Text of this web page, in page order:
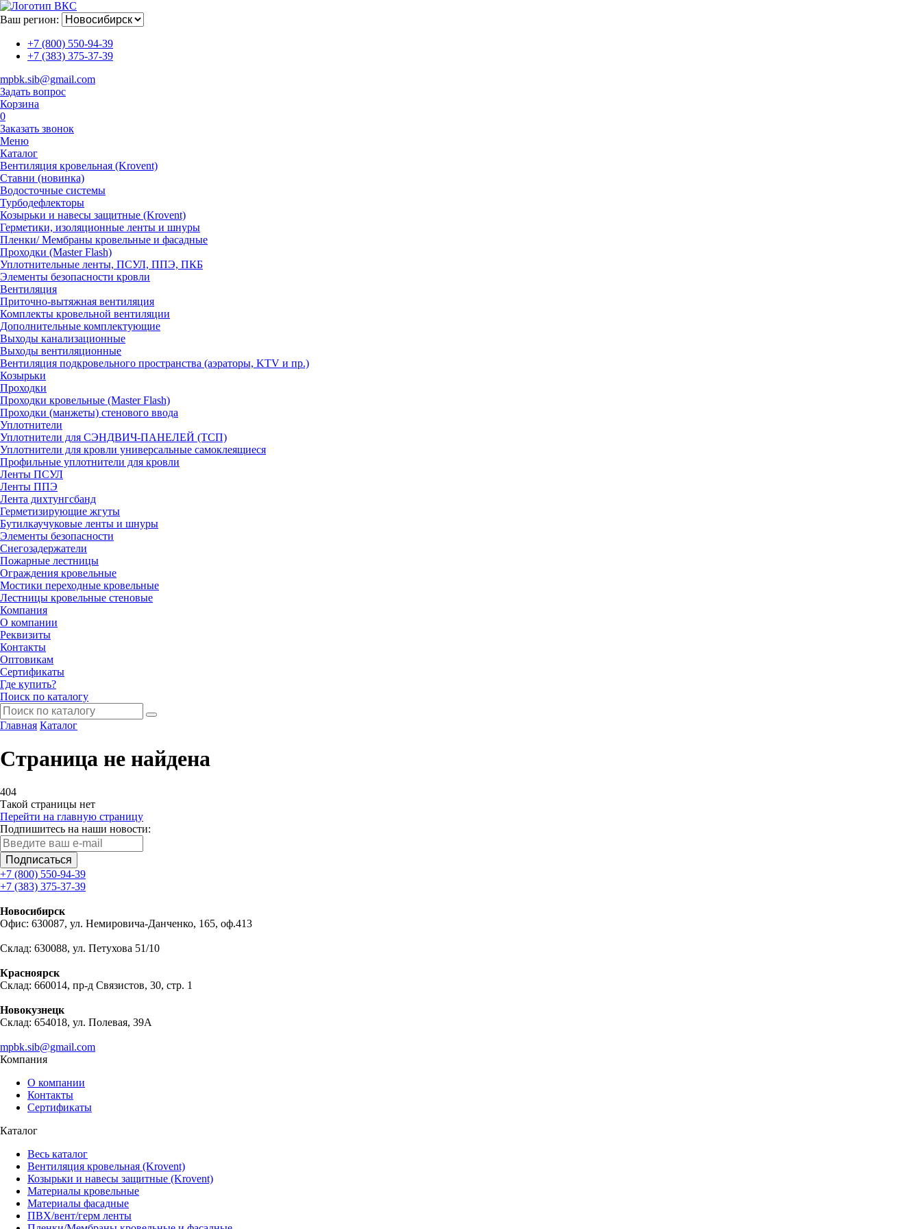
Ваш регион:
+7 (800) 550-94-39
+7 (383) 375-37-39
mpbk.sib@gmail.com
Задать вопрос
Корзина
0
Заказать звонок
Меню
Каталог
Вентиляция кровельная (Krovent)
Ставни (новинка)
Водосточные системы
Турбодефлекторы
Козырьки и навесы защитные (Krovent)
Герметики, изоляционные ленты и шнуры
Пленки/ Мембраны кровельные и фасадные
Проходки (Master Flash)
Уплотнительные ленты, ПСУЛ, ППЭ, ПКБ
Элементы безопасности кровли
Вентиляция
Приточно-вытяжная вентиляция
Комплекты кровельной вентиляции
Дополнительные комплектующие
Выходы канализационные
Выходы вентиляционные
Вентиляция подкровельного пространства (аэраторы, KTV и пр.)
Козырьки
Проходки
Проходки кровельные (Master Flash)
Проходки (манжеты) стенового ввода
Уплотнители
Уплотнители для СЭНДВИЧ-ПАНЕЛЕЙ (ТСП)
Уплотнители для кровли универсальные самоклеящиеся
Профильные уплотнители для кровли
Ленты ПСУЛ
Ленты ППЭ
Лента дихтунгсбанд
Герметизирующие жгуты
Бутилкаучуковые ленты и шнуры
Элементы безопасности
Снегозадержатели
Пожарные лестницы
Ограждения кровельные
Мостики переходные кровельные
Лестницы кровельные стеновые
Компания
О компании
Реквизиты
Контакты
Оптовикам
Сертификаты
Где купить?
Поиск по каталогу
Главная Каталог
Страница не найдена
404
Такой страницы нет
Перейти на главную страницу
Подпишитесь на наши новости:
Подписаться
+7 (800) 550-94-39
+7 (383) 375-37-39
Новосибирск
Офис: 630087, ул. Немировича-Данченко, 165, оф.413
Склад: 630088, ул. Петухова 51/10
Красноярск
Склад: 660014, пр-д Связистов, 30, стр. 1
Новокузнецк
Склад: 654018, ул. Полевая, 39А
mpbk.sib@gmail.com
Компания
О компании
Контакты
Сертификаты
Каталог
Весь каталог
Вентиляция кровельная (Krovent)
Козырьки и навесы защитные (Krovent)
Материалы кровельные
Материалы фасадные
ПВХ/вент/герм ленты